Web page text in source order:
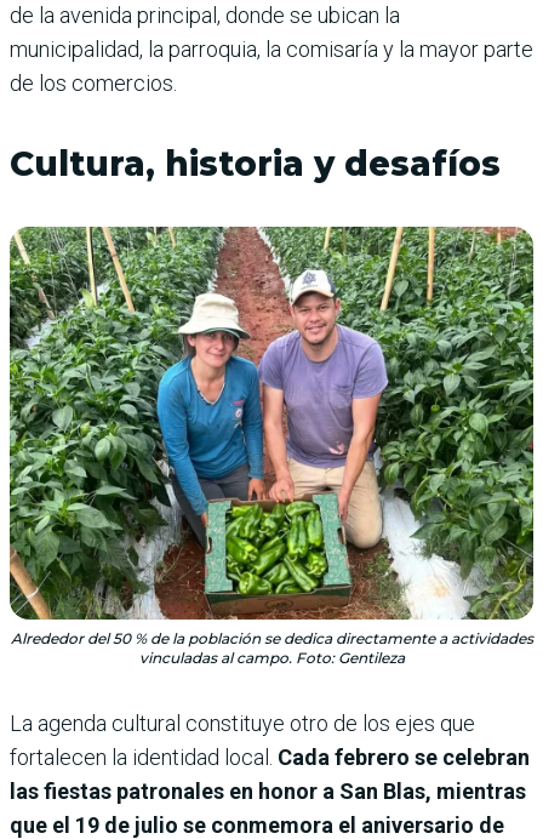
de la avenida principal, donde se ubican la
municipalidad, la parroquia, la comisaría y la mayor parte
de los comercios.
Cultura, historia y desafíos
Alrededor del 50 % de la población se dedica directamente a actividades
vinculadas al campo. Foto: Gentileza
La agenda cultural constituye otro de los ejes que
fortalecen la identidad local. Cada febrero se celebran
las fiestas patronales en honor a San Blas, mientras
que el 19 de julio se conmemora el aniversario de